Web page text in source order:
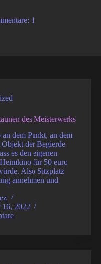
1
des Meisterwerks
an dem Punkt, an dem
Objekt der Begierde
es den eigenen
für 50 euro
Also Sitzplatz
annehmen und
16, 2022